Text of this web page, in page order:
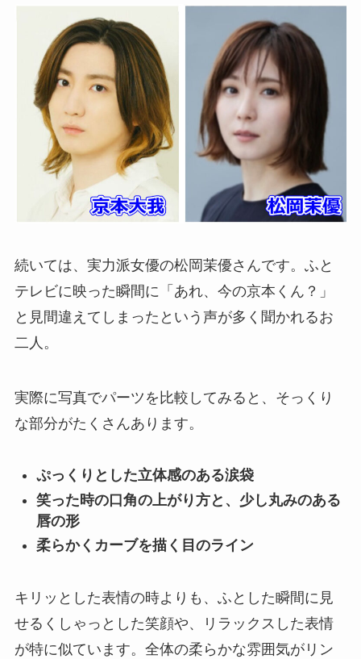
続いては、実力派女優の松岡茉優さんです。ふと
テレビに映った瞬間に「あれ、今の京本くん？」
と見間違えてしまったという声が多く聞かれるお
二人。
実際に写真でパーツを比較してみると、そっくり
な部分がたくさんあります。
ぷっくりとした立体感のある涙袋
笑った時の口角の上がり方と、少し丸みのある
唇の形
柔らかくカーブを描く目のライン
キリッとした表情の時よりも、ふとした瞬間に見
せるくしゃっとした笑顔や、リラックスした表情
が特に似ています。全体の柔らかな雰囲気がリン